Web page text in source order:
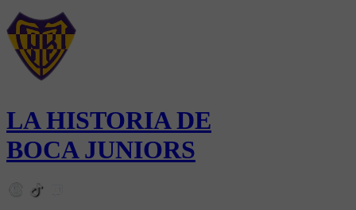
LA HISTORIA DE
BOCA JUNIORS